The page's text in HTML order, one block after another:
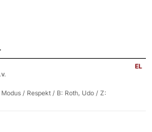
EL
/ Respekt / B: Roth, Udo / Z: